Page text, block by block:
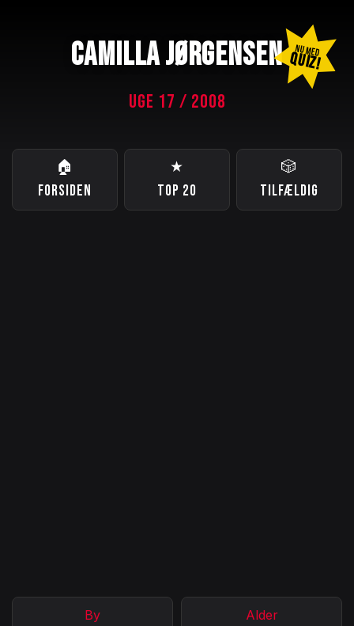
CAMILLA JØRGENSEN NU MED
QUIZ!
UGE 17 / 2008
🏠
FORSIDEN
★
TOP 20
🎲
TILFÆLDIG
By Alder